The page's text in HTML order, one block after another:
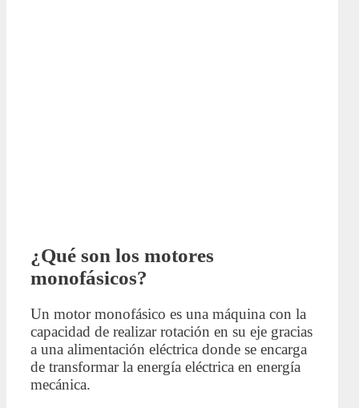
¿Qué son los motores
monofásicos?
Un motor monofásico es una máquina con la
capacidad de realizar rotación en su eje gracias
a una alimentación eléctrica donde se encarga
de transformar la energía eléctrica en energía
mecánica.